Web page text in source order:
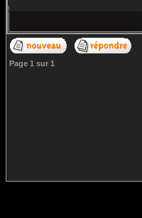
Page 1 sur 1